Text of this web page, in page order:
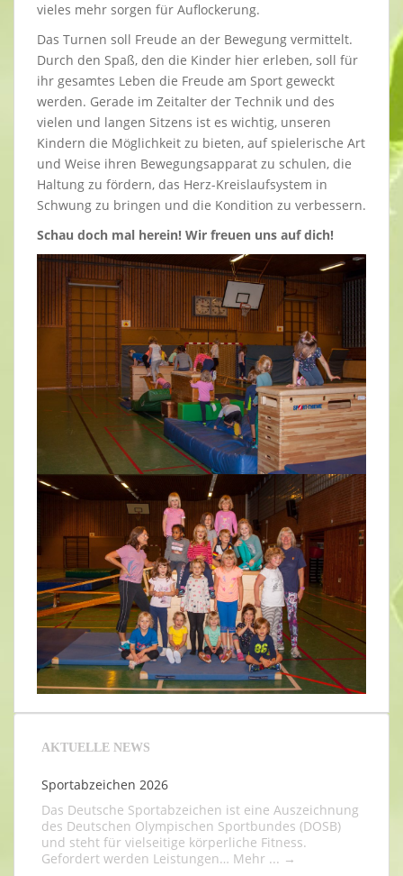
vieles mehr sorgen für Auflockerung.
Das Turnen soll Freude an der Bewegung vermittelt.
Durch den Spaß, den die Kinder hier erleben, soll für
ihr gesamtes Leben die Freude am Sport geweckt
werden. Gerade im Zeitalter der Technik und des
vielen und langen Sitzens ist es wichtig, unseren
Kindern die Möglichkeit zu bieten, auf spielerische Art
und Weise ihren Bewegungsapparat zu schulen, die
Haltung zu fördern, das Herz-Kreislaufsystem in
Schwung zu bringen und die Kondition zu verbessern.
Schau doch mal herein! Wir freuen uns auf dich!
AKTUELLE NEWS
Sportabzeichen 2026
Das Deutsche Sportabzeichen ist eine Auszeichnung
des Deutschen Olympischen Sportbundes (DOSB)
und steht für vielseitige körperliche Fitness.
Gefordert werden Leistungen… Mehr ... →